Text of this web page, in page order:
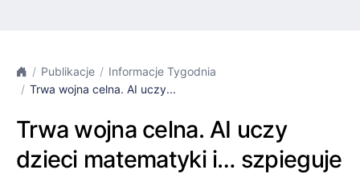
Publikacje
Informacje Tygodnia
Trwa wojna celna. AI uczy...
Trwa wojna celna. AI uczy
dzieci matematyki i… szpieguje